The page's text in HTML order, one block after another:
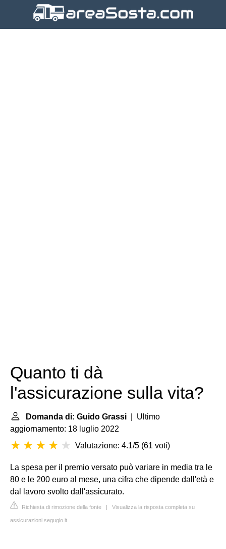
Quanto ti dà
l'assicurazione sulla vita?
Domanda di: Guido Grassi | Ultimo
aggiornamento: 18 luglio 2022
Valutazione: 4.1/5 (61 voti)
La spesa per il premio versato può variare in media tra le
80 e le 200 euro al mese, una cifra che dipende dall'età e
dal lavoro svolto dall'assicurato.
Richiesta di rimozione della fonte | Visualizza la risposta completa su
assicurazioni.segugio.it